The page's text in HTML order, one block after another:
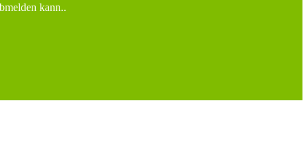
kann..